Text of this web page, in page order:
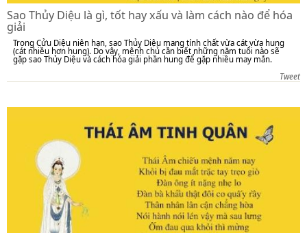
Sao Thủy Diệu là gì, tốt hay xấu và làm cách nào để hóa
giải
Trong Cửu Diệu niên hạn, sao Thủy Diệu mang tính chất vừa cát vừa hung
(cát nhiều hơn hung). Do vậy, mệnh chủ cần biết những năm tuổi nào sẽ
gặp sao Thủy Diệu và cách hóa giải phần hung để gặp nhiều may mắn.
Tweet